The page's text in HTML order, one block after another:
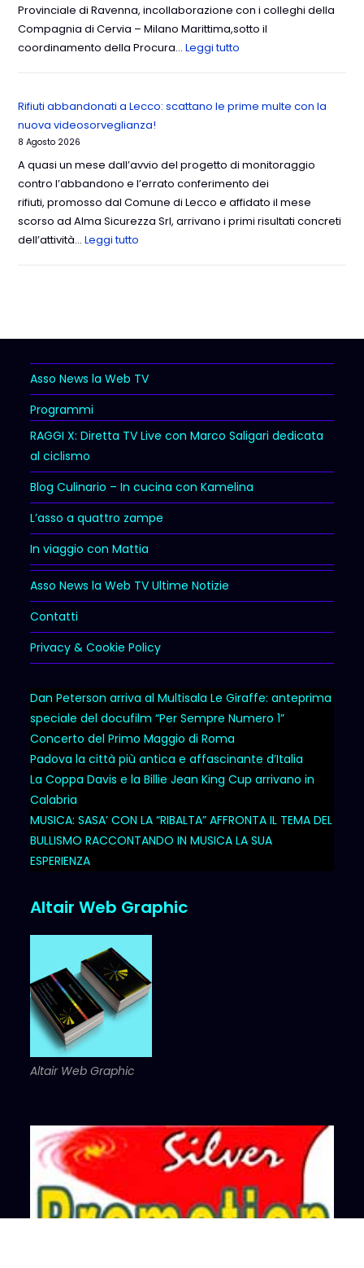
Provinciale di Ravenna, incollaborazione con i colleghi della
Compagnia di Cervia – Milano Marittima,sotto il
coordinamento della Procura…Leggi tutto
Rifiuti abbandonati a Lecco: scattano le prime multe con la
nuova videosorveglianza!
8 Agosto 2026
A quasi un mese dall’avvio del progetto di monitoraggio
contro l’abbandono e l’errato conferimento dei
rifiuti, promosso dal Comune di Lecco e affidato il mese
scorso ad Alma Sicurezza Srl, arrivano i primi risultati concreti
dell’attività…Leggi tutto
Asso News la Web TV
Programmi
RAGGI X: Diretta TV Live con Marco Saligari dedicata
al ciclismo
Blog Culinario – In cucina con Kamelina
L’asso a quattro zampe
In viaggio con Mattia
Asso News la Web TV Ultime Notizie
Contatti
Privacy & Cookie Policy
Dan Peterson arriva al Multisala Le Giraffe: anteprima
speciale del docufilm “Per Sempre Numero 1”
Concerto del Primo Maggio di Roma
Padova la città più antica e affascinante d’Italia
La Coppa Davis e la Billie Jean King Cup arrivano in
Calabria
MUSICA: SASA’ CON LA “RIBALTA” AFFRONTA IL TEMA DEL
BULLISMO RACCONTANDO IN MUSICA LA SUA
ESPERIENZA
Altair Web Graphic
Altair Web Graphic